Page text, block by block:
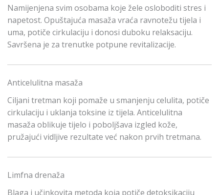
Namijenjena svim osobama koje žele osloboditi stres i
napetost. Opuštajuća masaža vraća ravnotežu tijela i
uma, potiče cirkulaciju i donosi duboku relaksaciju.
Savršena je za trenutke potpune revitalizacije.
Anticelulitna masaža
Ciljani tretman koji pomaže u smanjenju celulita, potiče
cirkulaciju i uklanja toksine iz tijela. Anticelulitna
masaža oblikuje tijelo i poboljšava izgled kože,
pružajući vidljive rezultate već nakon prvih tretmana.
Limfna drenaža
Blaga i učinkovita metoda koja potiče detoksikaciju